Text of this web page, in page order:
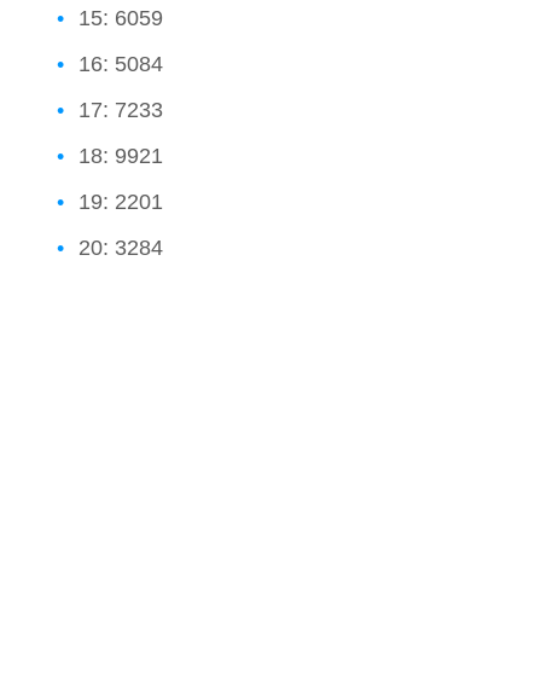
15: 6059
16: 5084
17: 7233
18: 9921
19: 2201
20: 3284